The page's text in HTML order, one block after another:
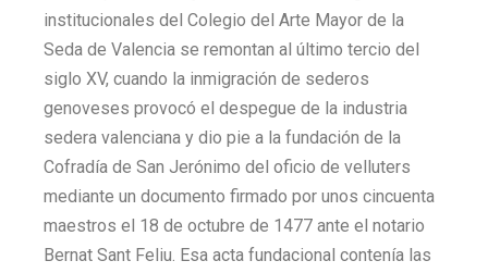
institucionales del Colegio del Arte Mayor de la
Seda de Valencia se remontan al último tercio del
siglo XV, cuando la inmigración de sederos
genoveses provocó el despegue de la industria
sedera valenciana y dio pie a la fundación de la
Cofradía de San Jerónimo del oficio de velluters
mediante un documento firmado por unos cincuenta
maestros el 18 de octubre de 1477 ante el notario
Bernat Sant Feliu. Esa acta fundacional contenía las